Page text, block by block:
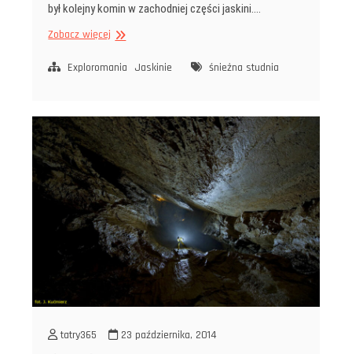
był kolejny komin w zachodniej części jaskini.…
Zobacz więcej ŚNIEŻNA
–
Exploromania Jaskinie śnieżna studnia
tatry365 23 października, 2014